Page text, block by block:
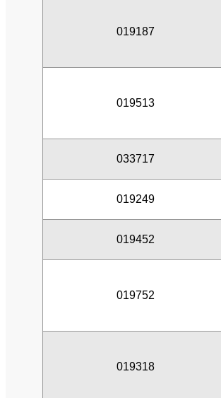
019187
019513
033717
019249
019452
019752
019318